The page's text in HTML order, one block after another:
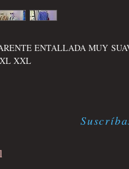
ENTALLADA MUY
XXL